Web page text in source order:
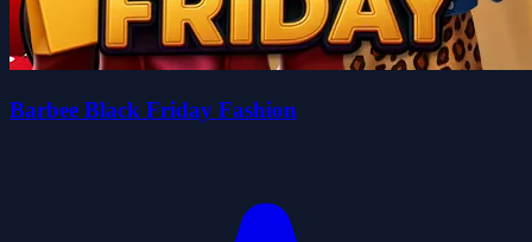
Barbee Black Friday Fashion